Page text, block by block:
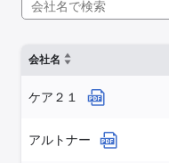
会社名
ケア２１
アルトナー